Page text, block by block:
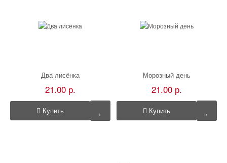
Два лисёнка
21.00 р.
Купить
Морозный день
21.00 р.
Купить